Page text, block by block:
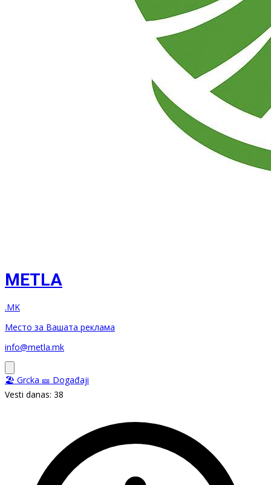
METLA
.MK
Место за Вашата реклама
info@metla.mk
🏖️ Grcka 🎫 Događaji
Vesti danas: 38